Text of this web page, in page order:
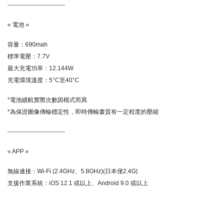
-----------------------------
« 電池 »
容量：690mah
標準電壓：7.7V
最大充電功率：12.144W
充電環境溫度：5°C至40°C
*電池續航實際次數因模式而異
*為保證圖像傳輸穩定性，即時傳輸畫質有一定程度的壓縮
-----------------------------
« APP »
無線連接：Wi-Fi (2.4GHz、5.8GHz)(日本僅2.4G)
支援作業系統：iOS 12.1 或以上、Android 9.0 或以上